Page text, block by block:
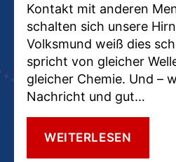
Kontakt mit anderen
schalten sich unsere
Volksmund weiß dies
spricht von gleicher
gleicher Chemie. Und –
Nachricht und gut…
WEITERLESEN